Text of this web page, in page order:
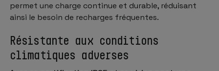
permet une charge continue et durable, réduisant
ainsi le besoin de recharges fréquentes.
Résistante aux conditions
climatiques adverses